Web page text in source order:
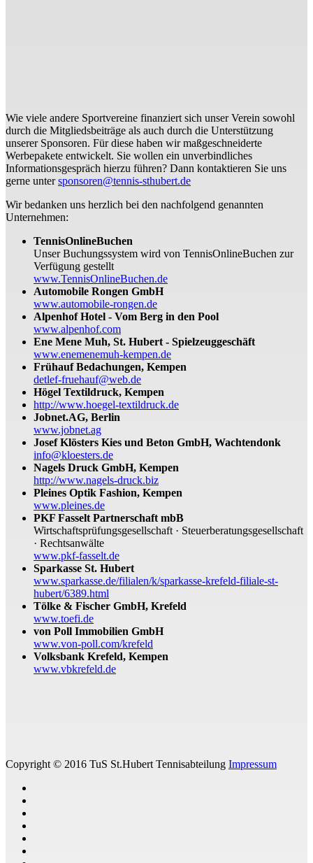
Wie viele andere Sportvereine finanziert sich unser Verein sowohl
durch die Mitgliedsbeiträge als auch durch die Unterstützung
unserer Sponsoren. Für diese haben wir maßgeschneiderte
Werbepakete entwickelt. Sie wollen ein unverbindliches
Informationsgespräch hierzu führen? Dann kontaktieren Sie uns
gerne untersponsoren@tennis-sthubert.de
Wir bedanken uns herzlich bei den nachfolgend genannten
Unternehmen:
TennisOnlineBuchen
Unser Buchungssystem wird von TennisOnlineBuchen zur
Verfügung gestellt
www.TennisOnlineBuchen.de
Automobile Rongen GmbH
www.automobile-rongen.de
Alpenhof Hotel - Vom Berg in den Pool
www.alpenhof.com
Ene Mene Muh, St. Hubert - Spielzeuggeschäft
www.enemenemuh-kempen.de
Frühauf Bedachungen, Kempen
detlef-fruehauf@web.de
Högel Textildruck, Kempen
http://www.hoegel-textildruck.de
Jobnet.AG, Berlin
www.jobnet.ag
Josef Klösters Kies und Beton GmbH, Wachtendonk
info@kloesters.de
Nagels Druck GmbH, Kempen
http://www.nagels-druck.biz
Pleines Optik Fashion, Kempen
www.pleines.de
PKF Fasselt Partnerschaft mbB
Wirtschaftsprüfungsgesellschaft · Steuerberatungsgesellschaft
· Rechtsanwälte
www.pkf-fasselt.de
Sparkasse St. Hubert
www.sparkasse.de/filialen/k/sparkasse-krefeld-filiale-st-
hubert/6389.html
Tölke & Fischer GmbH, Krefeld
www.toefi.de
von Poll Immobilien GmbH
www.von-poll.com/krefeld
Volksbank Krefeld, Kempen
www.vbkrefeld.de
Copyright © 2016 TuS St.Hubert Tennisabteilung Impressum